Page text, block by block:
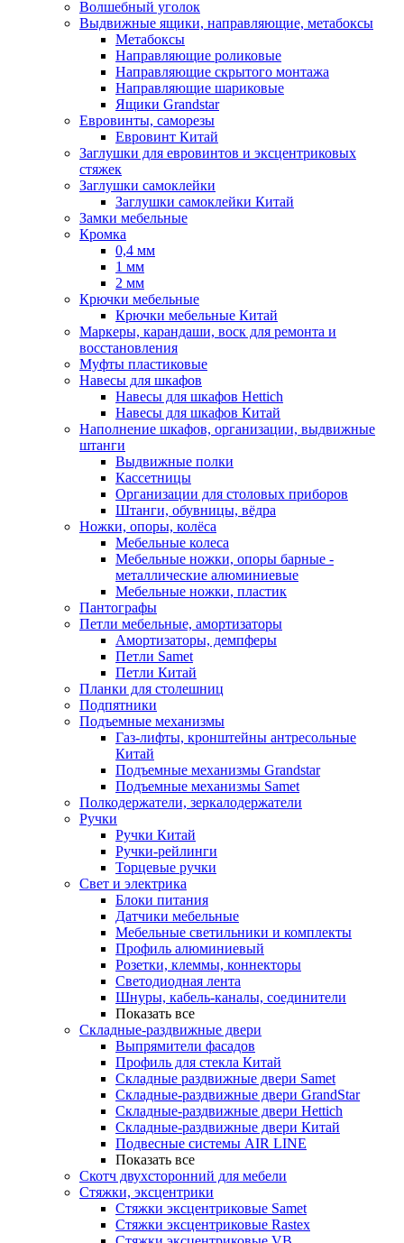
Волшебный уголок
Выдвижные ящики, направляющие, метабоксы
Метабоксы
Направляющие роликовые
Направляющие скрытого монтажа
Направляющие шариковые
Ящики Grandstar
Евровинты, саморезы
Евровинт Китай
Заглушки для евровинтов и эксцентриковых
стяжек
Заглушки самоклейки
Заглушки самоклейки Китай
Замки мебельные
Кромка
0,4 мм
1 мм
2 мм
Крючки мебельные
Крючки мебельные Китай
Маркеры, карандаши, воск для ремонта и
восстановления
Муфты пластиковые
Навесы для шкафов
Навесы для шкафов Hettich
Навесы для шкафов Китай
Наполнение шкафов, организации, выдвижные
штанги
Выдвижные полки
Кассетницы
Организации для столовых приборов
Штанги, обувницы, вёдра
Ножки, опоры, колёса
Мебельные колеса
Мебельные ножки, опоры барные -
металлические алюминиевые
Мебельные ножки, пластик
Пантографы
Петли мебельные, амортизаторы
Амортизаторы, демпферы
Петли Samet
Петли Китай
Планки для столешниц
Подпятники
Подъемные механизмы
Газ-лифты, кронштейны антресольные
Китай
Подъемные механизмы Grandstar
Подъемные механизмы Samet
Полкодержатели, зеркалодержатели
Ручки
Ручки Китай
Ручки-рейлинги
Торцевые ручки
Свет и электрика
Блоки питания
Датчики мебельные
Мебельные светильники и комплекты
Профиль алюминиевый
Розетки, клеммы, коннекторы
Светодиодная лента
Шнуры, кабель-каналы, соединители
Показать все
Складные-раздвижные двери
Выпрямители фасадов
Профиль для стекла Китай
Складные раздвижные двери Samet
Складные-раздвижные двери GrandStar
Складные-раздвижные двери Hettich
Складные-раздвижные двери Китай
Подвесные системы AIR LINE
Показать все
Скотч двухсторонний для мебели
Стяжки, эксцентрики
Cтяжки эксцентриковые Samet
Стяжки эксцентриковые Rastex